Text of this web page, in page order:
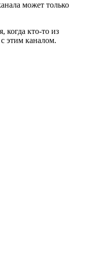
может только
когда кто-то из
этим каналом.